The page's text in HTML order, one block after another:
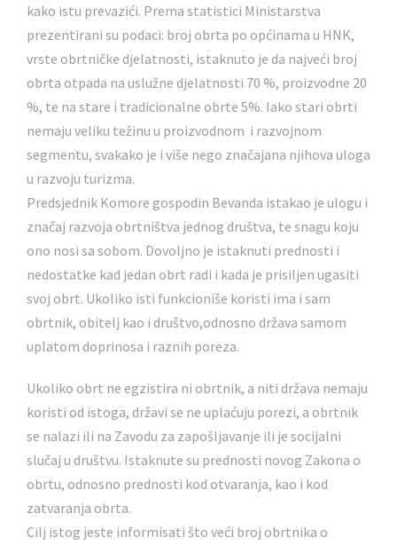
kako istu prevazići. Prema statistici Ministarstva
prezentirani su podaci: broj obrta po općinama u HNK,
vrste obrtničke djelatnosti, istaknuto je da najveći broj
obrta otpada na uslužne djelatnosti 70 %, proizvodne 20
%, te na stare i tradicionalne obrte 5%. Iako stari obrti
nemaju veliku težinu u proizvodnom i razvojnom
segmentu, svakako je i više nego značajana njihova uloga
u razvoju turizma.
Predsjednik Komore gospodin Bevanda istakao je ulogu i
značaj razvoja obrtništva jednog društva, te snagu koju
ono nosi sa sobom. Dovoljno je istaknuti prednosti i
nedostatke kad jedan obrt radi i kada je prisiljen ugasiti
svoj obrt. Ukoliko isti funkcioniše koristi ima i sam
obrtnik, obitelj kao i društvo,odnosno država samom
uplatom doprinosa i raznih poreza.
Ukoliko obrt ne egzistira ni obrtnik, a niti država nemaju
koristi od istoga, državi se ne uplaćuju porezi, a obrtnik
se nalazi ili na Zavodu za zapošljavanje ili je socijalni
slučaj u društvu. Istaknute su prednosti novog Zakona o
obrtu, odnosno prednosti kod otvaranja, kao i kod
zatvaranja obrta.
Cilj istog jeste informisati što veći broj obrtnika o